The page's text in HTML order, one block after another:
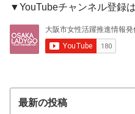
▼YouTubeチャンネル登録
最新の投稿